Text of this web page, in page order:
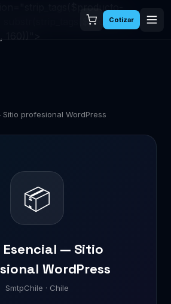
substr(strip_tags($producto-
Cotizar
profesional WordPress
📦
Esencial — Sitio
WordPress
SmtpChile · Chile